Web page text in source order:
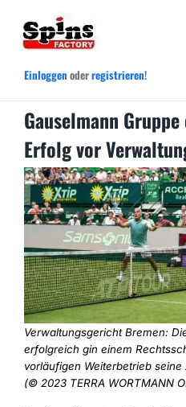
Inhalt
springen
Einloggenoderregistrieren!
Gauselmann
Erfolg vor
Verwaltungsgericht Bremen:
erfolgreich gin einem
vorläufigen Weiterbetrieb
(© 2023 TERRA WORTMANN